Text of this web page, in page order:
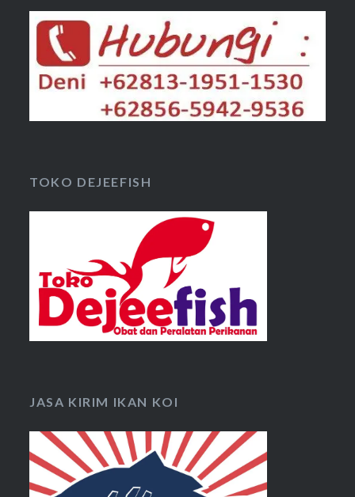
TOKO DEJEEFISH
JASA KIRIM IKAN KOI